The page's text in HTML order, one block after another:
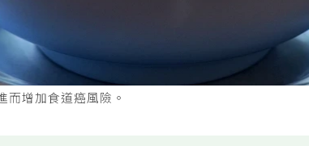
而增加食道癌風險。